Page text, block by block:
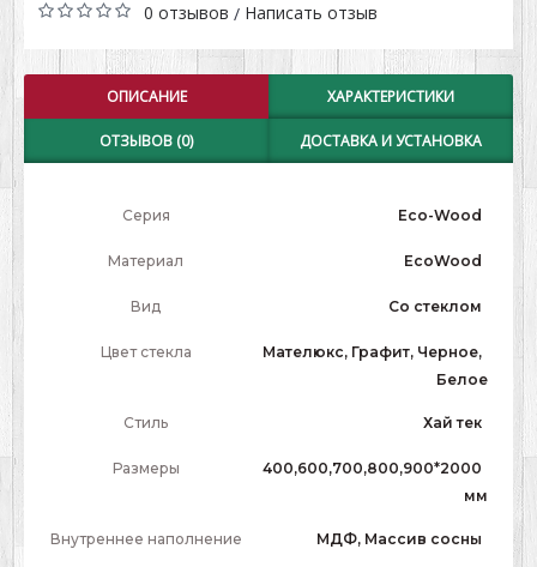
0 отзывов / Написать отзыв
ОПИСАНИЕ ХАРАКТЕРИСТИКИ
ОТЗЫВОВ (0) ДОСТАВКА И УСТАНОВКА
Серия Eco-Wood
Материал EcoWood
Вид Со стеклом
Цвет стекла
Мателюкс, Графит, Черное,
Белое
Стиль Хай тек
Размеры
400,600,700,800,900*2000
мм
Внутреннее наполнение МДФ, Массив сосны